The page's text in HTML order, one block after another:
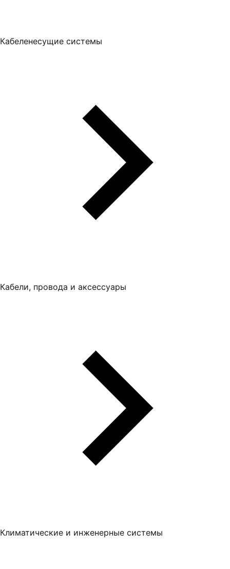
Кабеленесущие системы
Кабели, провода и аксессуары
Климатические и инженерные системы